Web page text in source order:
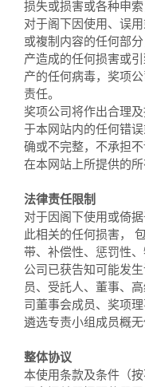
损失或损害或各种申
对于阁下因使用、误
或複制内容的任何部
产造成的任何损害或
产的任何病毒，奖项
责任。
奖项公司将作出合理
于本网站内的任何错
确或不完整，不承担不
在本网站上所提供的
法律责任限制
对于因阁下使用或倚
此相关的任何损害，
带、补偿性、惩罚性
公司已获告知可能发
员、受託人、董事、
司董事会成员、奖项
遴选专责小组成员概无
整体协议
本使用条款及条件（